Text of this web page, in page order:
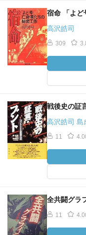
宿命 「よど
高沢皓司
309
戦後史の証
高沢皓司 島
11
全共闘グラ
11